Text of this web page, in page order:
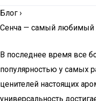
Блог ›
Сенча — самый любимый
В последнее время все
популярностью у самых
ценителей настоящих
универсальность